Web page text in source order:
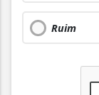
Ruim